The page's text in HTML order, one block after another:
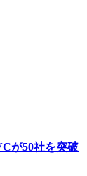
が50社を突破